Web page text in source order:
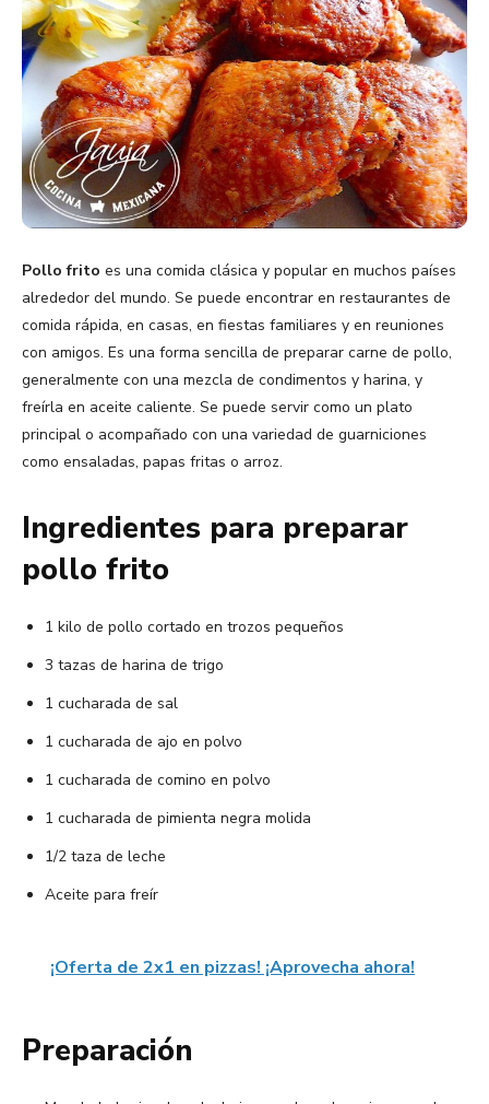
Pollo frito es una comida clásica y popular en muchos países
alrededor del mundo. Se puede encontrar en restaurantes de
comida rápida, en casas, en fiestas familiares y en reuniones
con amigos. Es una forma sencilla de preparar carne de pollo,
generalmente con una mezcla de condimentos y harina, y
freírla en aceite caliente. Se puede servir como un plato
principal o acompañado con una variedad de guarniciones
como ensaladas, papas fritas o arroz.
Ingredientes para preparar
pollo frito
1 kilo de pollo cortado en trozos pequeños
3 tazas de harina de trigo
1 cucharada de sal
1 cucharada de ajo en polvo
1 cucharada de comino en polvo
1 cucharada de pimienta negra molida
1/2 taza de leche
Aceite para freír
¡Oferta de 2x1 en pizzas! ¡Aprovecha ahora!
Preparación